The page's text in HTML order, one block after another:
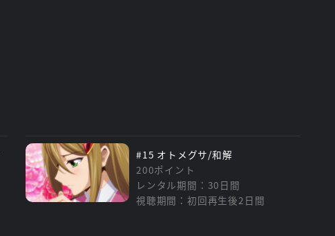
#15 オトメグサ/和解
200ポイント
レンタル期間：30日間
視聴期間：初回再生後2日間